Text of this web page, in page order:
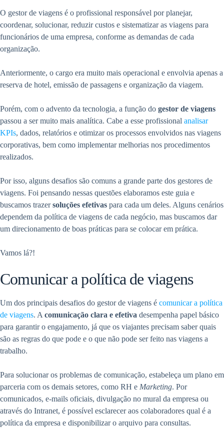
O gestor de viagens é o profissional responsável por planejar,
coordenar, solucionar, reduzir custos e sistematizar as viagens para
funcionários de uma empresa, conforme as demandas de cada
organização.
Anteriormente, o cargo era muito mais operacional e envolvia apenas a
reserva de hotel, emissão de passagens e organização da viagem.
Porém, com o advento da tecnologia, a função do gestor de viagens
passou a ser muito mais analítica. Cabe a esse profissional analisar
KPIs, dados, relatórios e otimizar os processos envolvidos nas viagens
corporativas, bem como implementar melhorias nos procedimentos
realizados.
Por isso, alguns desafios são comuns a grande parte dos gestores de
viagens. Foi pensando nessas questões elaboramos este guia e
buscamos trazersoluções efetivas para cada um deles. Alguns cenários
dependem da política de viagens de cada negócio, mas buscamos dar
um direcionamento de boas práticas para se colocar em prática.
Vamos lá?!
Comunicar a política de viagens
Um dos principais desafios do gestor de viagens é comunicar a política
de viagens. A comunicação clara e efetiva desempenha papel básico
para garantir o engajamento, já que os viajantes precisam saber quais
são as regras do que pode e o que não pode ser feito nas viagens a
trabalho.
Para solucionar os problemas de comunicação, estabeleça um plano em
parceria com os demais setores, como RH e Marketing. Por
comunicados, e-mails oficiais, divulgação no mural da empresa ou
através do Intranet, é possível esclarecer aos colaboradores qual é a
política da empresa e disponibilizar o arquivo para consultas.